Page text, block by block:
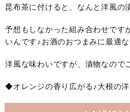
昆布茶に付けると、なんと洋風の
予想もしなかった組み合わせです
いんです♪お酒のおつまみに最適な
洋風な味わいですが、漬物なので
◆オレンジの香り広がる♪大根の洋